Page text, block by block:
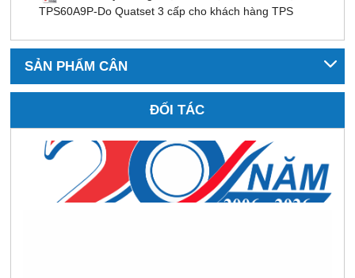
TPS60A9P-Do Quatset 3 cấp cho khách hàng TPS
SẢN PHẨM CÂN
ĐỐI TÁC